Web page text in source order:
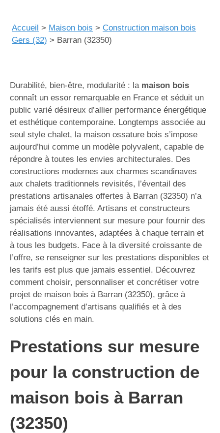
Accueil > Maison bois > Construction maison bois
Gers (32) > Barran (32350)
Durabilité, bien-être, modularité : la maison bois
connaît un essor remarquable en France et séduit un
public varié désireux d’allier performance énergétique
et esthétique contemporaine. Longtemps associée au
seul style chalet, la maison ossature bois s’impose
aujourd’hui comme un modèle polyvalent, capable de
répondre à toutes les envies architecturales. Des
constructions modernes aux charmes scandinaves
aux chalets traditionnels revisités, l’éventail des
prestations artisanales offertes à Barran (32350) n’a
jamais été aussi étoffé. Artisans et constructeurs
spécialisés interviennent sur mesure pour fournir des
réalisations innovantes, adaptées à chaque terrain et
à tous les budgets. Face à la diversité croissante de
l’offre, se renseigner sur les prestations disponibles et
les tarifs est plus que jamais essentiel. Découvrez
comment choisir, personnaliser et concrétiser votre
projet de maison bois à Barran (32350), grâce à
l’accompagnement d’artisans qualifiés et à des
solutions clés en main.
Prestations sur mesure
pour la construction de
maison bois à Barran
(32350)